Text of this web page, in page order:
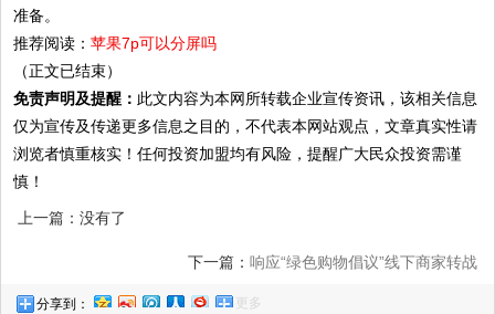
准备。
推荐阅读：苹果7p可以分屏吗
（正文已结束）
免责声明及提醒： 此文内容为本网所转载企业宣传资讯，该相关信息
仅为宣传及传递更多信息之目的，不代表本网站观点，文章真实性请
浏览者慎重核实！任何投资加盟均有风险，提醒广大民众投资需谨
慎！
上一篇：没有了
下一篇： 响应“绿色购物倡议”线下商家转战
分享到： 更多